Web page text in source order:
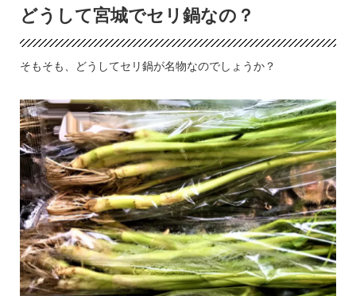
どうして宮城でセリ鍋なの？
そもそも、どうしてセリ鍋が名物なのでしょうか？